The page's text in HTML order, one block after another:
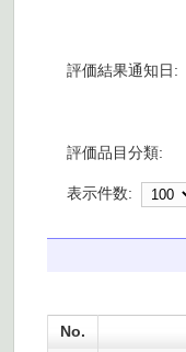
評価結果通知日:
評価品目分類:
表示件数:
No.